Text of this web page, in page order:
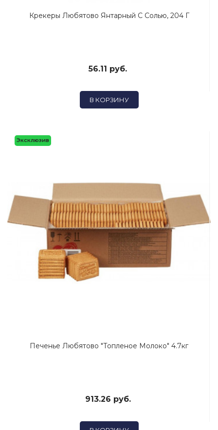
Крекеры Любятово Янтарный С Солью, 204 Г
56.11 руб.
В КОРЗИНУ
Эксклюзив
Печенье Любятово "Топленое Молоко" 4.7кг
913.26 руб.